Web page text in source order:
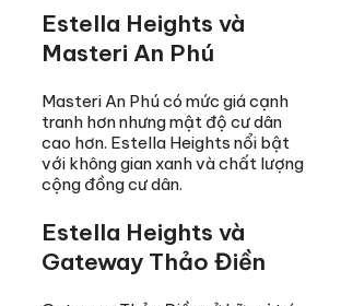
Estella Heights và
Masteri An Phú
Masteri An Phú có mức giá cạnh
tranh hơn nhưng mật độ cư dân
cao hơn. Estella Heights nổi bật
với không gian xanh và chất lượng
cộng đồng cư dân.
Estella Heights và
Gateway Thảo Điền